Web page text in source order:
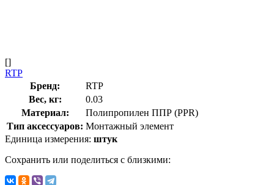
[]
RTP
Бренд:
RTP
Вес, кг:
0.03
Материал:
Полипропилен ППР (PPR)
Тип аксессуаров: Монтажный элемент
Единица измерения: штук
Сохранить или поделиться с близкими: